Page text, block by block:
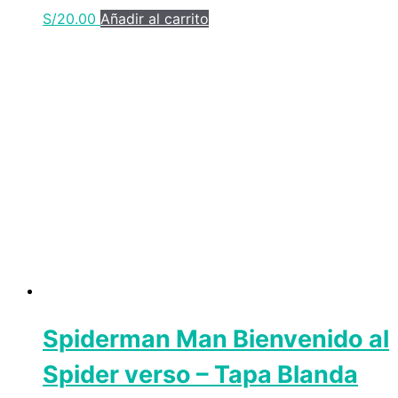
S/20.00 Añadir al carrito
Spiderman Man Bienvenido al
Spider verso – Tapa Blanda